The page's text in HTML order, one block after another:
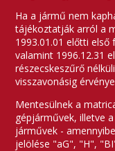
Ha a jármű nem
tájékoztatják arról a
1993.01.01 előtti
valamint 1996.12.31
részecskeszűrő
visszavonásig
Mentesülnek a
gépjárművek, illetve
járművek -
jelölése "aG", "H",